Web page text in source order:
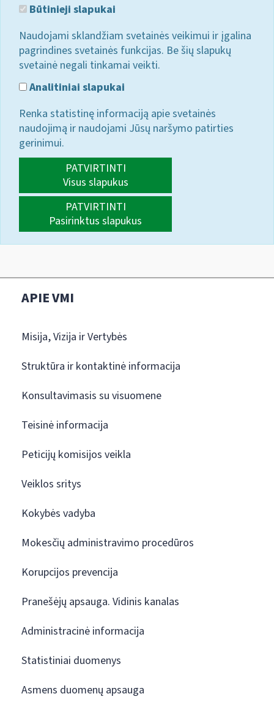
Būtinieji slapukai
Naudojami sklandžiam svetainės veikimui ir įgalina
pagrindines svetainės funkcijas. Be šių slapukų
svetainė negali tinkamai veikti.
Analitiniai slapukai
Renka statistinę informaciją apie svetainės
naudojimą ir naudojami Jūsų naršymo patirties
gerinimui.
PATVIRTINTI
Visus slapukus
PATVIRTINTI
Pasirinktus slapukus
APIE VMI
Misija, Vizija ir Vertybės
Struktūra ir kontaktinė informacija
Konsultavimasis su visuomene
Teisinė informacija
Peticijų komisijos veikla
Veiklos sritys
Kokybės vadyba
Mokesčių administravimo procedūros
Korupcijos prevencija
Pranešėjų apsauga. Vidinis kanalas
Administracinė informacija
Statistiniai duomenys
Asmens duomenų apsauga